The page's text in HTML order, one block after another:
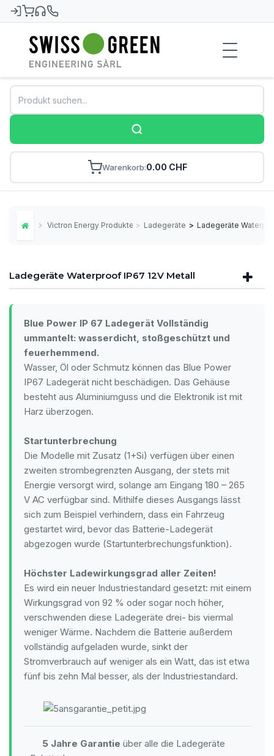
Swiss-Green
Warenkorb 0.00 CHF
Home Victron Energy Produkte > Ladegeräte > Ladegeräte
Ladegeräte Waterproof IP67 12V Metall
Blue Power IP 67 Ladegerät Vollständig
ummantelt: wasserdicht, stoßgeschützt und
feuerhemmend.
Wasser, Öl oder Schmutz können das Blue Power
IP67 Ladegerät nicht beschädigen. Das Gehäuse
besteht aus Aluminiumguss und die Elektronik ist mit
Harz überzogen.
Startunterbrechung
Die Modelle mit Zusatz (1+Si) verfügen über einen
zweiten strombegrenzten Ausgang, der stets mit
Energie versorgt wird, solange am Eingang 180 – 265
V AC verfügbar sind. Mithilfe dieses Ausgangs lässt
sich zum Beispiel verhindern, dass ein Fahrzeug
gestartet wird, bevor das Batterie-Ladegerät
abgezogen wurde (Startunterbrechungsfunktion).
Höchster Ladewirkungsgrad aller Zeiten!
Es wird ein neuer Industriestandard gesetzt: mit einem
Wirkungsgrad von 92 % oder sogar noch höher,
verschwenden diese Ladegeräte drei- bis viermal
weniger Wärme. Nachdem die Batterie außerdem
vollständig aufgeladen wurde, sinkt der
Stromverbrauch auf weniger als ein Watt, das ist etwa
fünf bis zehn Mal besser, als der Industriestandard.
5 Jahre Garantie über alle die Ladegeräte